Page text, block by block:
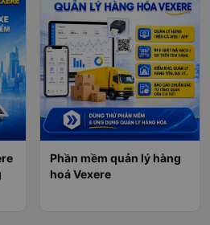
Phần mềm quản lý hàng
hoá Vexere